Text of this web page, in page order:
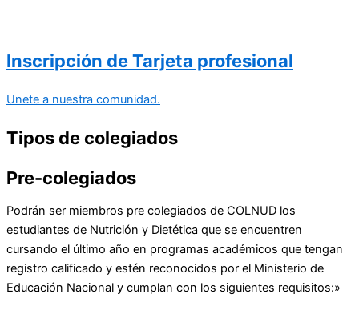
Inscripción de Tarjeta profesional
Unete a nuestra comunidad.
Tipos decolegiados
Pre-colegiados
Podrán ser miembros pre colegiados de COLNUD los
estudiantes de Nutrición y Dietética que se encuentren
cursando el último año en programas académicos que tengan
registro calificado y estén reconocidos por el Ministerio de
Educación Nacional y cumplan con los siguientes requisitos:»